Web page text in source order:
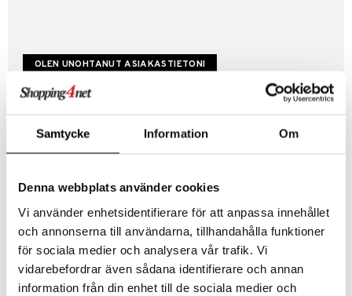
Samtycke Information Om
Denna webbplats använder cookies
Vi använder enhetsidentifierare för att anpassa innehållet
och annonserna till användarna, tillhandahålla funktioner
för sociala medier och analysera vår trafik. Vi
vidarebefordrar även sådana identifierare och annan
information från din enhet till de sociala medier och
Luo uusi asiakas
Hyviä tarjouksia
Kestotilaus
Arvostele tuotteita
Toivelistat
LUO ASIAKAS